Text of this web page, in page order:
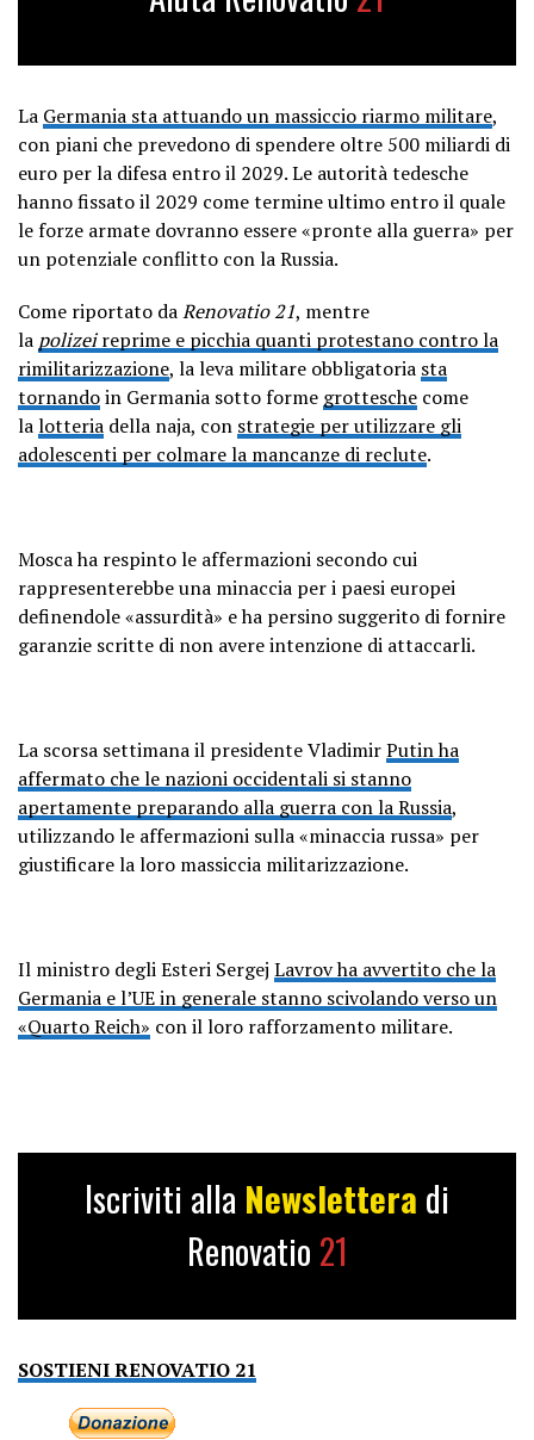
La Germania sta attuando un massiccio riarmo militare,
con piani che prevedono di spendere oltre 500 miliardi di
euro per la difesa entro il 2029. Le autorità tedesche
hanno fissato il 2029 come termine ultimo entro il quale
le forze armate dovranno essere «pronte alla guerra» per
un potenziale conflitto con la Russia.
Come riportato daRenovatio 21, mentre
la polizeireprime e picchia quanti protestano contro la
rimilitarizzazione, la leva militare obbligatoria sta
tornandoin Germania sotto forme grottesche come
lalotteria della naja, con strategie per utilizzare gli
adolescenti per colmare la mancanze di reclute.
Mosca ha respinto le affermazioni secondo cui
rappresenterebbe una minaccia per i paesi europei
definendole «assurdità» e ha persino suggerito di fornire
garanzie scritte di non avere intenzione di attaccarli.
La scorsa settimana il presidente VladimirPutin ha
affermato che le nazioni occidentali si stanno
apertamente preparando alla guerra con la Russia,
utilizzando le affermazioni sulla «minaccia russa» per
giustificare la loro massiccia militarizzazione.
Il ministro degli Esteri Sergej Lavrov ha avvertito che la
Germania e l’UE in generale stanno scivolando verso un
«Quarto Reich» con il loro rafforzamento militare.
Iscriviti alla Newslettera di
Renovatio 21
SOSTIENI RENOVATIO 21